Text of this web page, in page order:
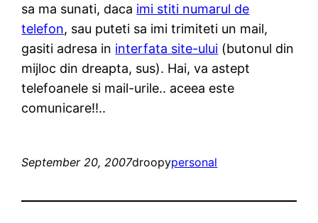
sa ma sunati, daca imi stiti numarul de
telefon, sau puteti sa imi trimiteti un mail,
gasiti adresa in interfata site-ului (butonul din
mijloc din dreapta, sus). Hai, va astept
telefoanele si mail-urile.. aceea este
comunicare!!..
September 20, 2007droopypersonal